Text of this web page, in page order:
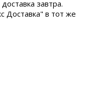
завтра.
Доставка" в тот же